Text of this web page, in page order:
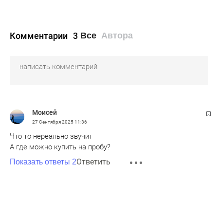
Комментарии 3 Все Автора
Моисей
27 Сентября 202511:36
Что то нереально звучит
А где можно купить на пробу?
Показать ответы 2Ответить